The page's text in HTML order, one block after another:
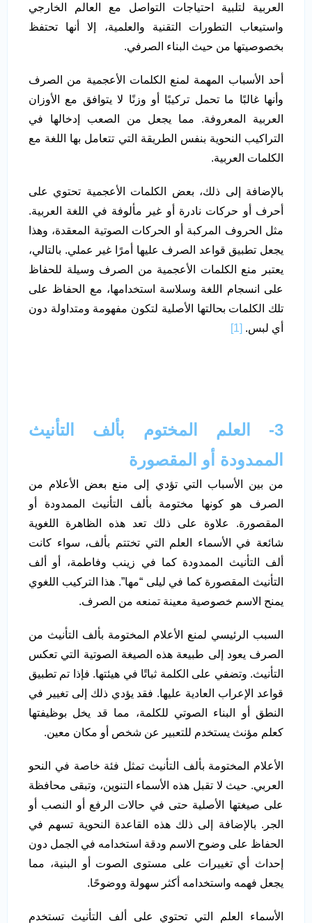
العربية لتلبية احتياجات التواصل مع العالم الخارجي
واستيعاب التطورات التقنية والعلمية، إلا أنها تحتفظ
بخصوصيتها من حيث البناء الصرفي.
أحد الأسباب المهمة لمنع الكلمات الأعجمية من الصرف
وأنها غالبًا ما تحمل تركيبًا أو وزنًا لا يتوافق مع الأوزان
العربية المعروفة. مما يجعل من الصعب إدخالها في
التراكيب النحوية بنفس الطريقة التي تتعامل بها اللغة مع
الكلمات العربية.
بالإضافة إلى ذلك، بعض الكلمات الأعجمية تحتوي على
أحرف أو حركات نادرة أو غير مألوفة في اللغة العربية.
مثل الحروف المركبة أو الحركات الصوتية المعقدة، وهذا
يجعل تطبيق قواعد الصرف عليها أمرًا غير عملي. بالتالي،
يعتبر منع الكلمات الأعجمية من الصرف وسيلة للحفاظ
على انسجام اللغة وسلاسة استخدامها، مع الحفاظ على
تلك الكلمات بحالتها الأصلية لتكون مفهومة ومتداولة دون
أي لبس. [1]
3- العلم المختوم بألف التأنيث
الممدودة أو المقصورة
من بين الأسباب التي تؤدي إلى منع بعض الأعلام من
الصرف هو كونها مختومة بألف التأنيث الممدودة أو
المقصورة. علاوة على ذلك تعد هذه الظاهرة اللغوية
شائعة في الأسماء العلم التي تختتم بألف، سواء كانت
ألف التأنيث الممدودة كما في زينب وفاطمة، أو ألف
التأنيث المقصورة كما في ليلى “مها”. هذا التركيب اللغوي
يمنح الاسم خصوصية معينة تمنعه من الصرف.
السبب الرئيسي لمنع الأعلام المختومة بألف التأنيث من
الصرف يعود إلى طبيعة هذه الصيغة الصوتية التي تعكس
التأنيث. وتضفي على الكلمة ثباتًا في هيئتها. فإذا تم تطبيق
قواعد الإعراب العادية عليها. فقد يؤدي ذلك إلى تغيير في
النطق أو البناء الصوتي للكلمة، مما قد يخل بوظيفتها
كعلم مؤنث يستخدم للتعبير عن شخص أو مكان معين.
الأعلام المختومة بألف التأنيث تمثل فئة خاصة في النحو
العربي. حيث لا تقبل هذه الأسماء التنوين، وتبقى محافظة
على صيغتها الأصلية حتى في حالات الرفع أو النصب أو
الجر. بالإضافة إلى ذلك هذه القاعدة النحوية تسهم في
الحفاظ على وضوح الاسم ودقة استخدامه في الجمل دون
إحداث أي تغييرات على مستوى الصوت أو البنية، مما
يجعل فهمه واستخدامه أكثر سهولة ووضوحًا.
الأسماء العلم التي تحتوي على ألف التأنيث تستخدم